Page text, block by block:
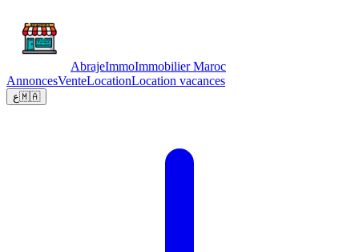
AbrajeImmoImmobilier Maroc
AnnoncesVenteLocationLocation vacances
ع🇲🇦